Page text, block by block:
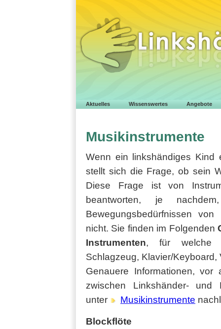
Aktuelles Wissenswertes Angebote
Musikinstrumente
Wenn ein linkshändiges Kind
stellt sich die Frage, ob sein
Diese Frage ist von
beantworten, je
Bewegungsbedürfnissen
nicht. Sie finden im Folgenden
Instrumenten, für welche
Schlagzeug, Klavier/Keyboard,
Genauere Informationen,
zwischen Linkshänder- und
unter
Musikinstrumente
Blockflöte